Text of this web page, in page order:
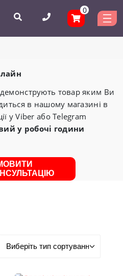
0
товар яким Ви
в нашому магазині в
у Viber або Telegram
у робочі години